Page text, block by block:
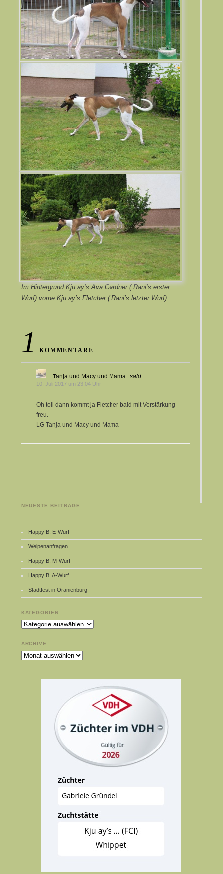
Im Hintergrund Kju ay’s Ava Gardner ( Rani’s erster
Wurf) vorne Kju ay’s Fletcher ( Rani’s letzter Wurf)
1 KOMMENTARE
Tanja und Macy und Mama said:
10. Juli 2017 um 23:04 Uhr
Oh toll dann kommt ja Fletcher bald mit Verstärkung
freu.
LG Tanja und Macy und Mama
NEUESTE BEITRÄGE
Happy B. E-Wurf
Welpenanfragen
Happy B. M-Wurf
Happy B. A-Wurf
Stadtfest in Oranienburg
KATEGORIEN
Kategorien
ARCHIVE
Archive